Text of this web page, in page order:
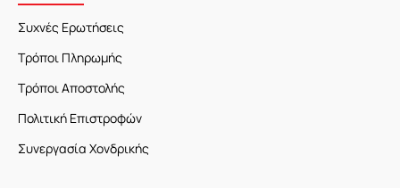
Συχνές Ερωτήσεις
Τρόποι Πληρωμής
Τρόποι Αποστολής
Πολιτική Επιστροφών
Συνεργασία Χονδρικής